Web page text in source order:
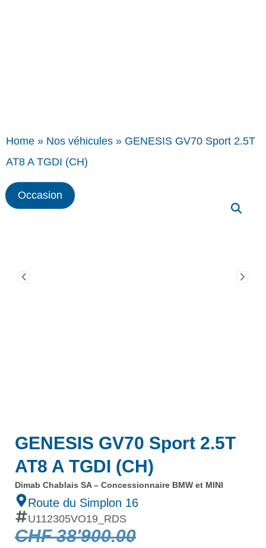
Home » Nos véhicules » GENESIS GV70 Sport 2.5T
AT8 A TGDI (CH)
Occasion
GENESIS GV70 Sport 2.5T
AT8 A TGDI (CH)
Dimab Chablais SA – Concessionnaire BMW et MINI
Route du Simplon 16
U112305VO19_RDS
CHF38'900.00